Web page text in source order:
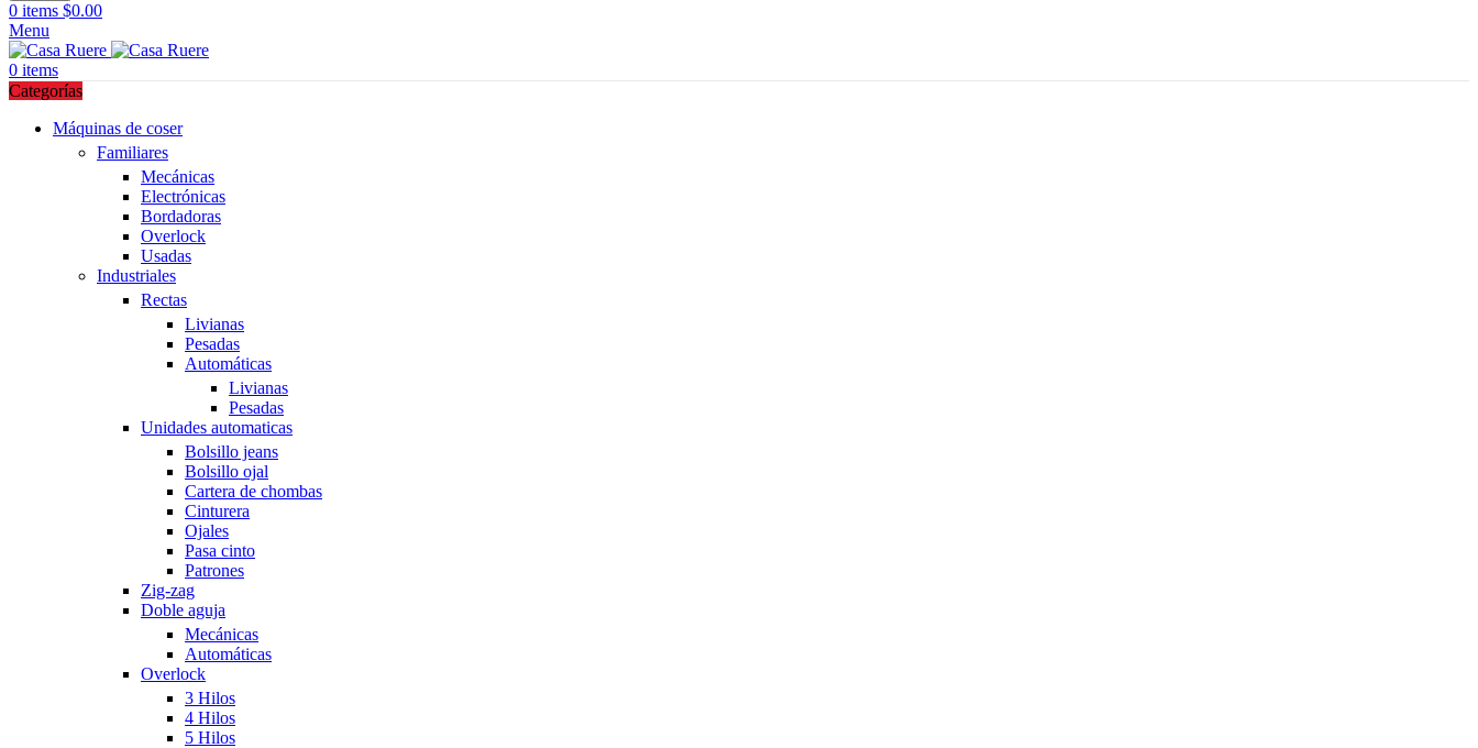
0 items $0.00
Menu
0 items
Categorías
Máquinas de coser
Familiares
Mecánicas
Electrónicas
Bordadoras
Overlock
Usadas
Industriales
Rectas
Livianas
Pesadas
Automáticas
Livianas
Pesadas
Unidades automaticas
Bolsillo jeans
Bolsillo ojal
Cartera de chombas
Cinturera
Ojales
Pasa cinto
Patrones
Zig-zag
Doble aguja
Mecánicas
Automáticas
Overlock
3 Hilos
4 Hilos
5 Hilos